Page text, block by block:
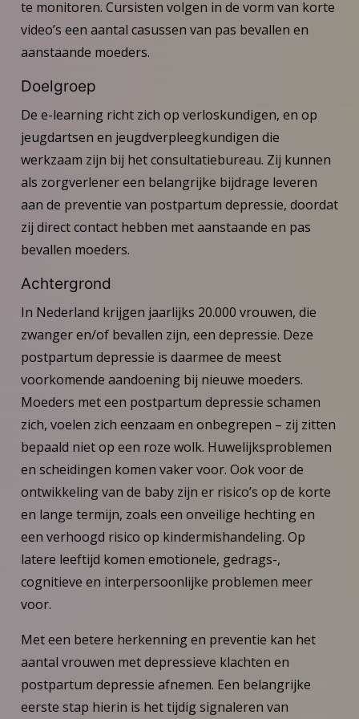
te monitoren. Cursisten volgen in de vorm van korte
video’s een aantal casussen van pas bevallen en
aanstaande moeders.
Doelgroep
De e-learning richt zich op verloskundigen, en op
jeugdartsen en jeugdverpleegkundigen die
werkzaam zijn bij het consultatiebureau. Zij kunnen
als zorgverlener een belangrijke bijdrage leveren
aan de preventie van postpartum depressie, doordat
zij direct contact hebben met aanstaande en pas
bevallen moeders.
Achtergrond
In Nederland krijgen jaarlijks 20.000 vrouwen, die
zwanger en/of bevallen zijn, een depressie. Deze
postpartum depressie is daarmee de meest
voorkomende aandoening bij nieuwe moeders.
Moeders met een postpartum depressie schamen
zich, voelen zich eenzaam en onbegrepen – zij zitten
bepaald niet op een roze wolk. Huwelijksproblemen
en scheidingen komen vaker voor. Ook voor de
ontwikkeling van de baby zijn er risico’s op de korte
en lange termijn, zoals een onveilige hechting en
een verhoogd risico op kindermishandeling. Op
latere leeftijd komen emotionele, gedrags-,
cognitieve en interpersoonlijke problemen meer
voor.
Met een betere herkenning en preventie kan het
aantal vrouwen met depressieve klachten en
postpartum depressie afnemen. Een belangrijke
eerste stap hierin is het tijdig signaleren van